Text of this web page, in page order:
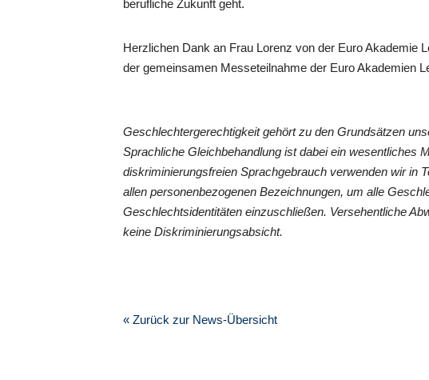
berufliche Zukunft geht.
Herzlichen Dank an Frau Lorenz von der Euro Akademie
der gemeinsamen Messeteilnahme der Euro Akademien
Geschlechtergerechtigkeit gehört zu den Grundsätzen
Sprachliche Gleichbehandlung ist dabei ein wesentliches
diskriminierungsfreien Sprachgebrauch verwenden wir in
allen personenbezogenen Bezeichnungen, um alle
Geschlechtsidentitäten einzuschließen. Versehentliche
keine Diskriminierungsabsicht.
« Zurück zur News-Übersicht